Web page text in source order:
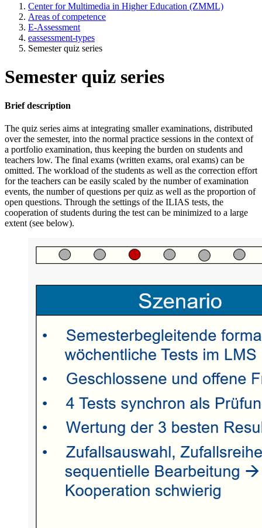
Center for Multimedia in Higher Education (ZMML)
Areas of competence
E-Assessment
eassessment-types
Semester quiz series
Semester quiz series
Brief description
The quiz series aims at integrating smaller examinations, distributed
over the semester, into the normal practice sessions in the context of
a portfolio examination, thus keeping the burden on students and
teachers low. The final exams (written exams, oral exams) can be
omitted. The workload of the students as well as the correction effort
for the teachers can be easily scaled by the number of examination
events, the number of questions per quiz as well as the proportion of
open questions. Through the settings of the ILIAS tests, the
cooperation of students during the test can be minimized to a large
extent (see below).